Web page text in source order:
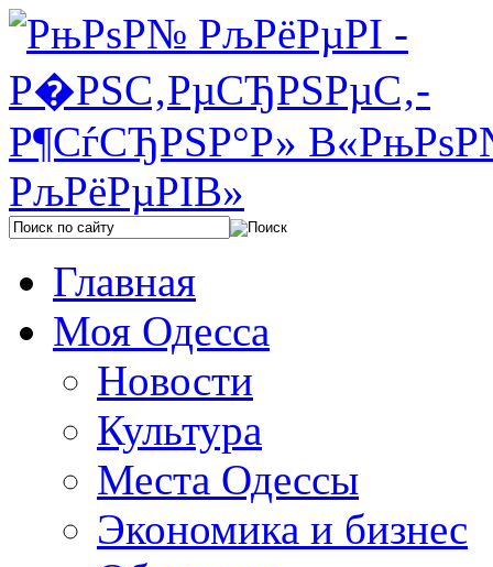
Главная
Моя Одесса
Новости
Культура
Места Одессы
Экономика и бизнес